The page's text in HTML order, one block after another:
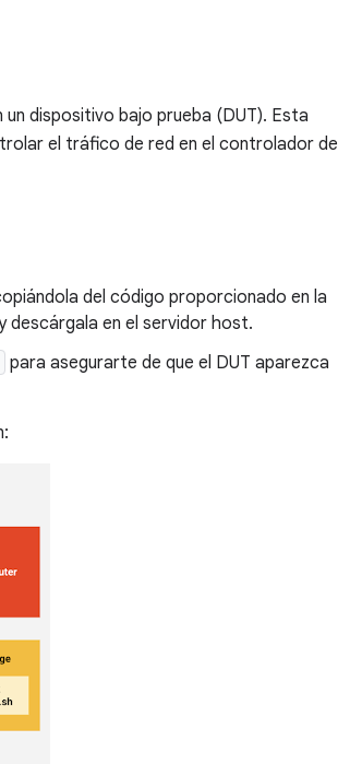
dispositivo bajo prueba (DUT). Esta
el tráfico de red en el controlador de
del código proporcionado en la
descárgala en el servidor host.
para asegurarte de que el DUT aparezca